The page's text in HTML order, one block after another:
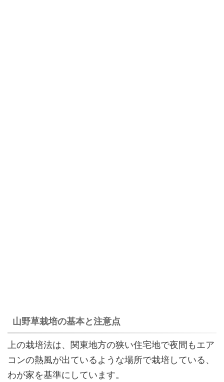
山野草栽培の基本と注意点
上の栽培法は、関東地方の狭い住宅地で夜間もエア
コンの熱風が出ているような場所で栽培している、
わが家を基準にしています。